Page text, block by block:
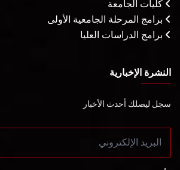
كليات الجامعة
برامج المرحلة الجامعية الأولى
برامج الدراسات العليا
النشرة الإخبارية
سجل ليصلك أحدث الأخبار